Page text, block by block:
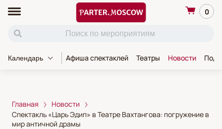
0
Календарь Афиша спектаклей Театры Новости
Главная
Новости
Спектакль «Царь Эдип» в Театре Вахтангова: погружение в
мир античной драмы